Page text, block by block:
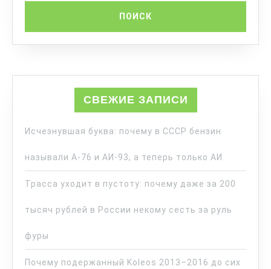
СВЕЖИЕ ЗАПИСИ
Исчезнувшая буква: почему в СССР бензин
называли А-76 и АИ-93, а теперь только АИ
Трасса уходит в пустоту: почему даже за 200
тысяч рублей в России некому сесть за руль
фуры
Почему подержанный Koleos 2013–2016 до сих